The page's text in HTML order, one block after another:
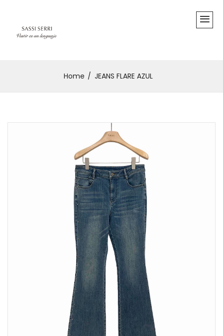
Home JEANS FLARE AZUL